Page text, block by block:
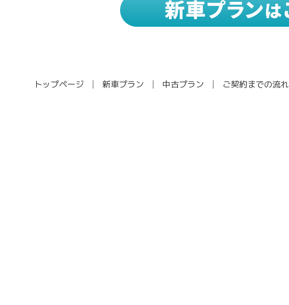
トップページ 新車プラン 中古プラン ご契約までの流れ